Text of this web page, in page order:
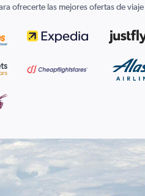
ofrecerte las mejores ofertas de viaje